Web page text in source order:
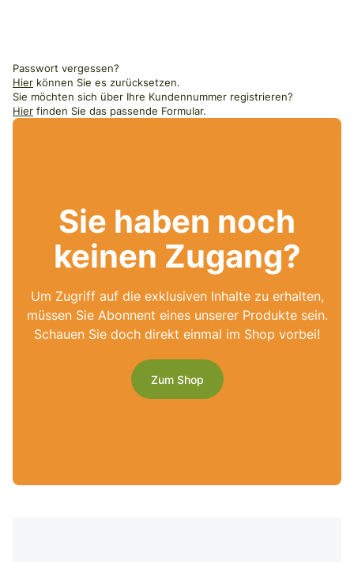
Passwort vergessen?
Hier können Sie es zurücksetzen.
Sie möchten sich über Ihre Kundennummer registrieren?
Hier finden Sie das passende Formular.
Sie haben noch
keinen Zugang?
Um Zugriff auf die exklusiven Inhalte zu erhalten,
müssen Sie Abonnent eines unserer Produkte sein.
Schauen Sie doch direkt einmal im Shop vorbei!
Zum Shop